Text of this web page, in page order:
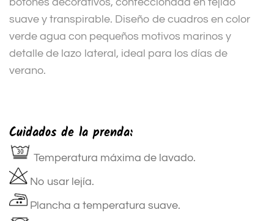
suave y transpirable. Diseño de cuadros en color
verde agua con pequeños motivos marinos y
detalle de lazo lateral, ideal para los días de
verano.
Cuidados de la prenda:
Temperatura máxima de lavado.
No usar lejía.
Plancha a temperatura suave.